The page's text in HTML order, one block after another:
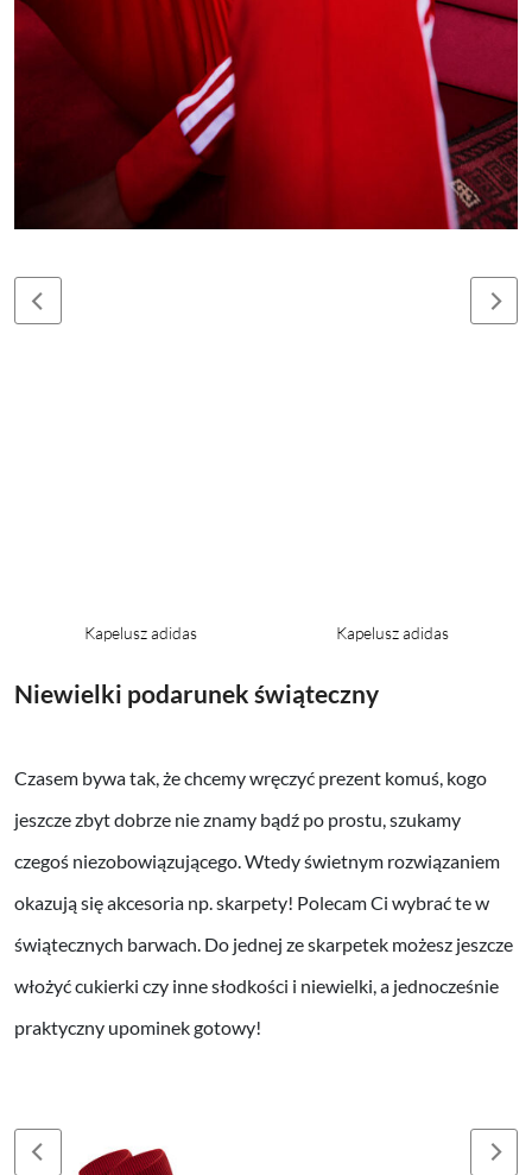
Kapelusz adidas Kapelusz adidas
Niewielki podarunek świąteczny
Czasem bywa tak, że chcemy wręczyć prezent komuś, kogo
jeszcze zbyt dobrze nie znamy bądź po prostu, szukamy
czegoś niezobowiązującego. Wtedy świetnym rozwiązaniem
okazują się akcesoria np. skarpety! Polecam Ci wybrać te w
świątecznych barwach. Do jednej ze skarpetek możesz jeszcze
włożyć cukierki czy inne słodkości i niewielki, a jednocześnie
praktyczny upominek gotowy!